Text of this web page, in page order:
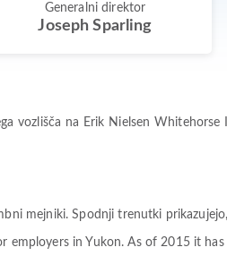
Generalni direktor
Joseph Sparling
vozlišča na Erik Nielsen
mejniki. Spodnji trenutki
employers in Yukon. As of 2015 it